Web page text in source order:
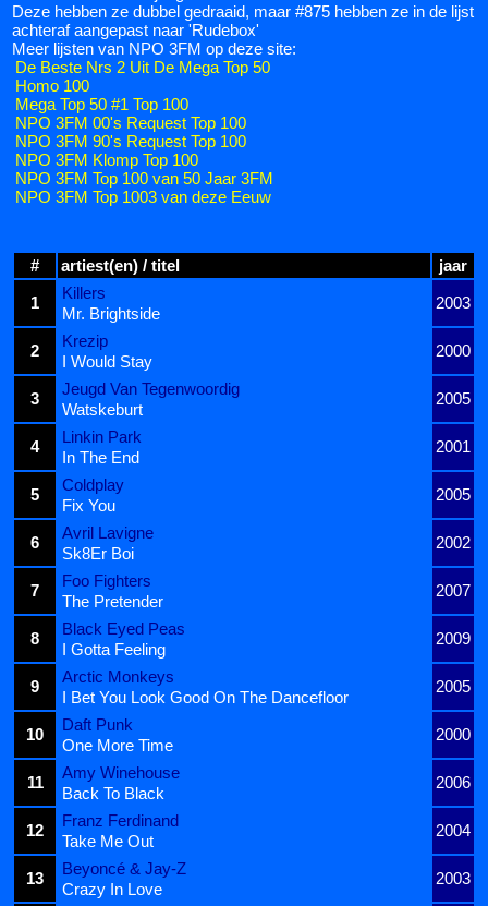
Deze hebben ze dubbel gedraaid, maar #875 hebben ze in de lijst
achteraf aangepast naar 'Rudebox'
Meer lijsten van NPO 3FM op deze site:
De Beste Nrs 2 Uit De Mega Top 50
Homo 100
Mega Top 50 #1 Top 100
NPO 3FM 00's Request Top 100
NPO 3FM 90's Request Top 100
NPO 3FM Klomp Top 100
NPO 3FM Top 100 van 50 Jaar 3FM
NPO 3FM Top 1003 van deze Eeuw
# artiest(en) / titel
jaar
1
Killers
2003
Mr. Brightside
2
Krezip
2000
I Would Stay
3
Jeugd Van Tegenwoordig
2005
Watskeburt
4
Linkin Park
2001
In The End
5
Coldplay
2005
Fix You
6
Avril Lavigne
2002
Sk8Er Boi
7
Foo Fighters
2007
The Pretender
8
Black Eyed Peas
2009
I Gotta Feeling
9
Arctic Monkeys
2005
I Bet You Look Good On The Dancefloor
10
Daft Punk
2000
One More Time
11
Amy Winehouse
2006
Back To Black
12
Franz Ferdinand
2004
Take Me Out
13
Beyoncé & Jay-Z
2003
Crazy In Love